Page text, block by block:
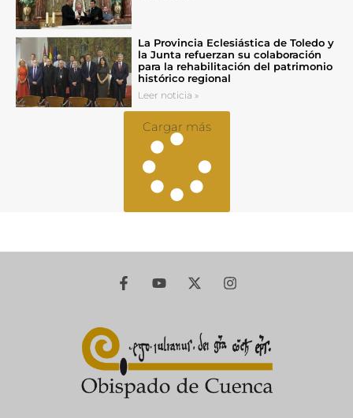
La Provincia Eclesiástica de Toledo y
la Junta refuerzan su colaboración
para la rehabilitación del patrimonio
histórico regional
Leer noticia »
Cargar más